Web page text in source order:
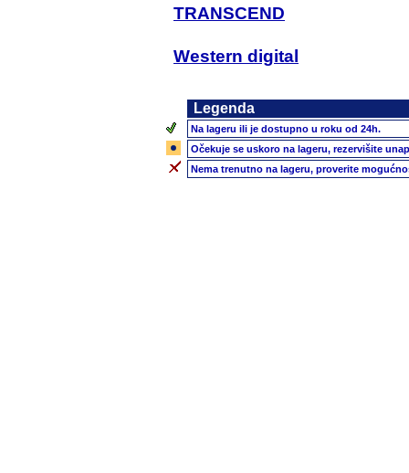
TRANSCEND
Western digital
Legenda
Na lageru ili je dostupno u roku od 24h.
Očekuje se uskoro na lageru, rezervišite
Nema trenutno na lageru, proverite